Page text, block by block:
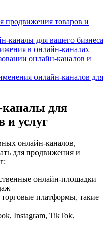
продвижения товаров и
каналы для вашего бизнеса
в онлайн-каналах
онлайн-каналов и
онлайн-каналов для
для
и услуг
онлайн-каналов,
для продвижения и
онлайн-площадки
платформы, такие
Instagram, TikTok,